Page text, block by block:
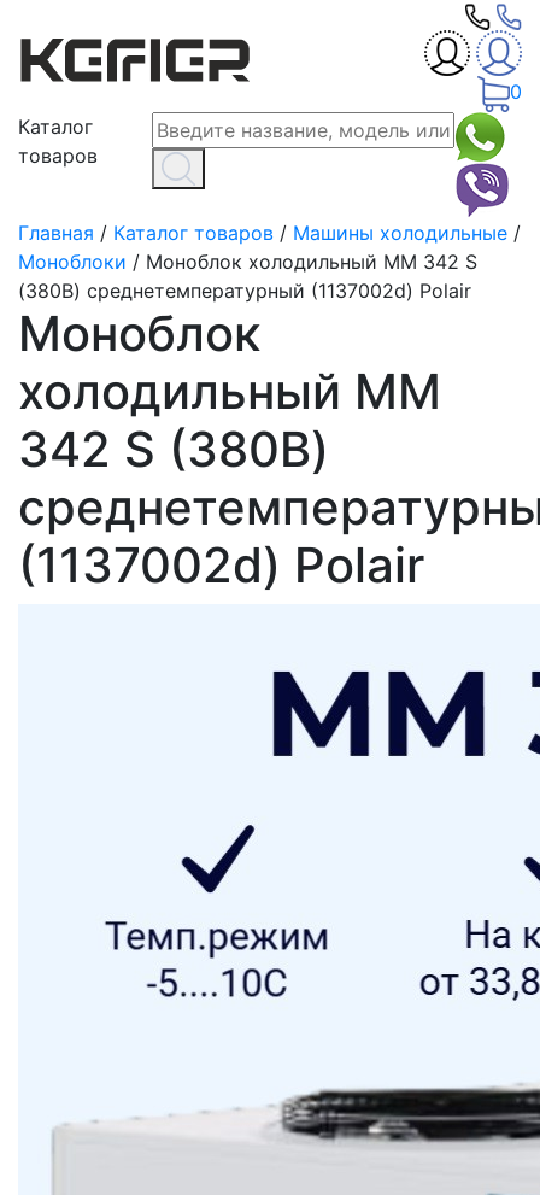
0
Каталог
товаров
Главная / Каталог товаров / Машины холодильные /
Моноблоки / Моноблок холодильный MM 342 S
(380В) среднетемпературный (1137002d) Polair
Моноблок
холодильный MM
342 S (380В)
(1137002d) Polair